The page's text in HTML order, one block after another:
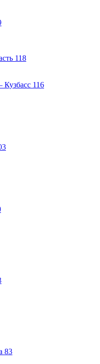
118
Кузбасс 116
83